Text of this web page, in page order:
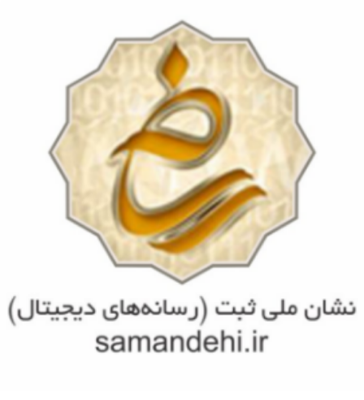
بیمه های تحت پوشش
تجربیات و سوابق کاری